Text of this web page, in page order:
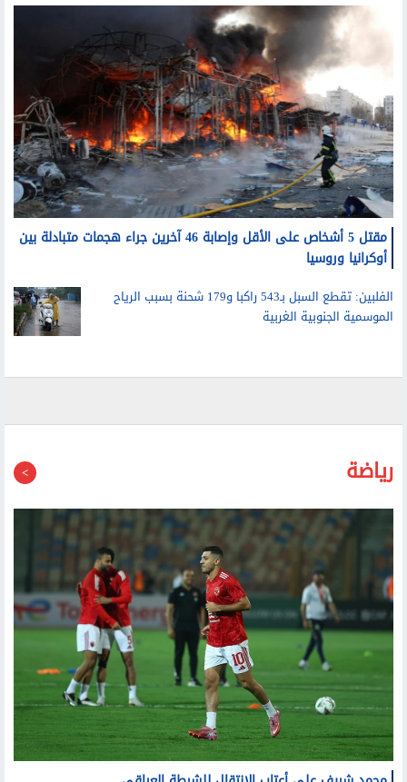
مقتل 5 أشخاص على الأقل وإصابة 46 آخرين جراء هجمات متبادلة بين
أوكرانيا وروسيا
الفلبين: تقطع السبل بـ543 راكبا و179 شحنة بسبب الرياح
الموسمية الجنوبية الغربية
رياضة